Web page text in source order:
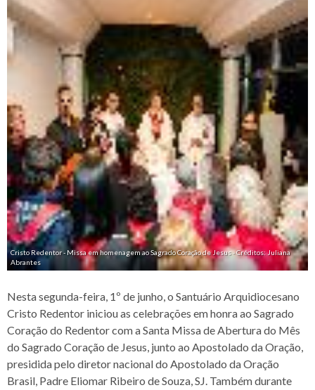
Cristo Redentor - Missa em homenagem ao Sagrado Coração de Jesus - Créditos: Juliana
Abrantes
Nesta segunda-feira, 1º de junho, o Santuário Arquidiocesano
Cristo Redentor iniciou as celebrações em honra ao Sagrado
Coração do Redentor com a Santa Missa de Abertura do Mês
do Sagrado Coração de Jesus, junto ao Apostolado da Oração,
presidida pelo diretor nacional do Apostolado da Oração
Brasil, Padre Eliomar Ribeiro de Souza, SJ. Também durante